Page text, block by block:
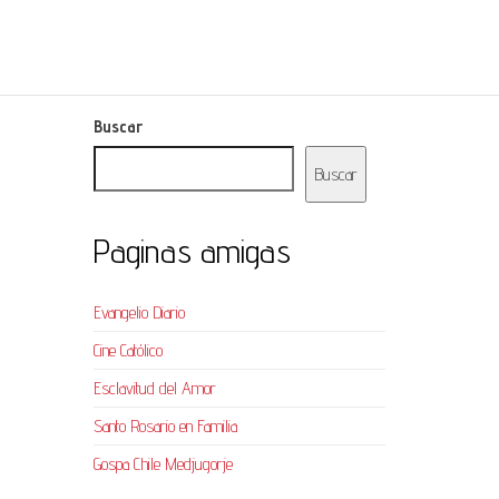
Buscar
Buscar
Paginas amigas
Evangelio Diario
Cine Católico
Esclavitud del Amor
Santo Rosario en Familia
Gospa Chile Medjugorje